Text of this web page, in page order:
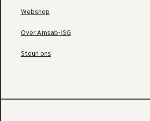
Webshop
Over Amsab-ISG
Steun ons